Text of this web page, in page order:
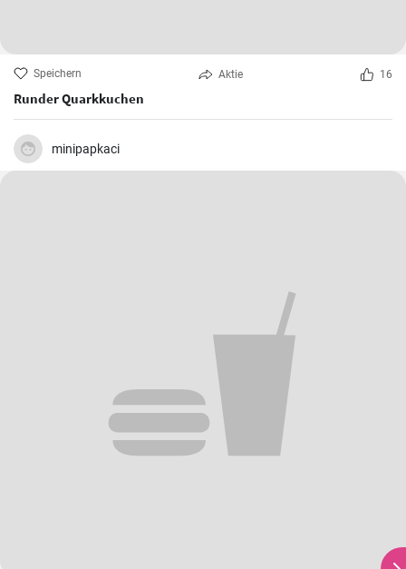
Speichern Aktie 16
Runder Quarkkuchen
minipapkaci